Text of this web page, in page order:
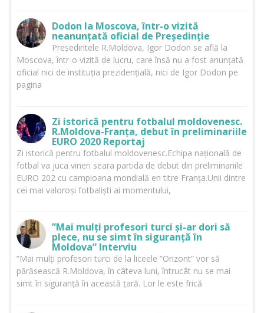
Dodon la Moscova, într-o vizită
neanunțată oficial de Președinție
Președintele R.Moldova, Igor Dodon se află la
Moscova, într-o vizită de lucru, care însă nu a fost anunțată
oficial nici de instituția prezidențială, nici de Igor Dodon pe
pagina
Zi istorică pentru fotbalul moldovenesc.
R.Moldova-Franța, debut în preliminariile
EURO 2020 Reportaj
Zi istorică pentru fotbalul moldovenesc.Echipa națională de
fotbal va juca vineri seara partida de debut din preliminariile
EURO 202 cu campioana mondială en titre Franța.Unii dintre
cei mai valoroși fotbaliști ai momentului,
”Mai mulți profesori turci și-ar dori să
plece, nu se simt în siguranță în
Moldova” Interviu
”Mai mulți profesori turci de la liceele ”Orizont” vor să
părăsească R.Moldova, în câteva luni, întrucât nu se mai
simt în siguranță în această țară. Lor le este frică